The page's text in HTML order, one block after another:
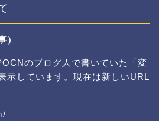
）
のブログ人で書いていた「変
示しています。現在は新しいURL